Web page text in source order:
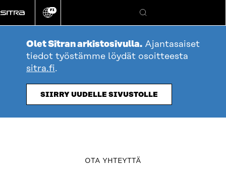
suoraan
sisältöön
Vaihda
kieli
FI
Hae
Olet Sitran arkistosivulla. Ajantasaiset
tiedot työstämme löydät osoitteesta
sitra.fi.
SIIRRY UUDELLE SIVUSTOLLE
table_of_contents
OTA YHTEYTTÄ